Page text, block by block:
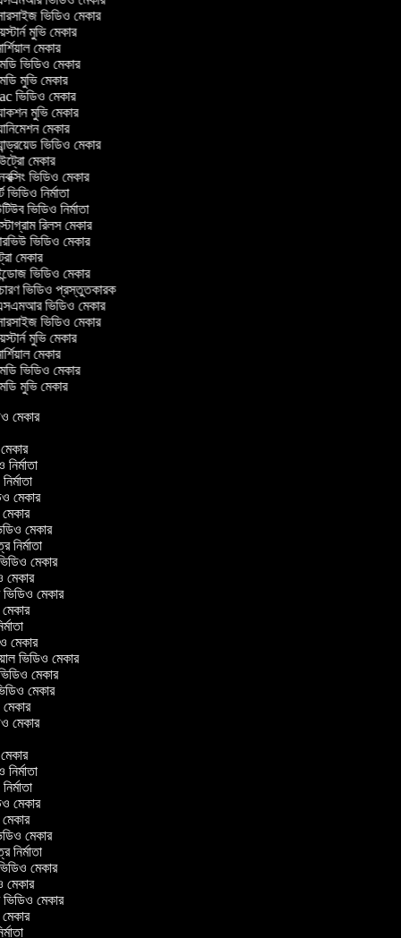
ভিডিও মেকার
মুভি মেকার
মেকার
ভিডিও মেকার
মুভি মেকার
ভিডিও মেকার
মুভি মেকার
মেকার
ভিডিও মেকার
মেকার
ভিডিও মেকার
নির্মাতা
ভিডিও নির্মাতা
রিলস মেকার
ভিডিও মেকার
মেকার
ভিডিও মেকার
ভিডিও প্রস্তুতকারক
ভিডিও মেকার
ভিডিও মেকার
মুভি মেকার
মেকার
ভিডিও মেকার
মুভি মেকার
মেকার
নির্মাতা
মেকার
মেকার
মেকার
নির্মাতা
মেকার
মেকার
ভিডিও মেকার
মেকার
মেকার
ভিডিও মেকার
মেকার
মেকার
মেকার
মেকার
নির্মাতা
মেকার
মেকার
মেকার
নির্মাতা
মেকার
মেকার
ভিডিও মেকার
মেকার